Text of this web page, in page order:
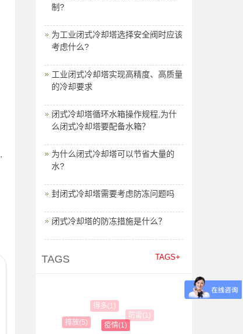
制?
为工业闭式冷却塔选择安全阀时应该
考虑什么?
工业闭式冷却塔实现高精度、高质量
的冷却要求
闭式冷却塔循环水箱操作规程,为什
么闭式冷却塔要配备水箱？
为什么闭式冷却塔可以节省大量的
水?
封闭式冷却塔需要考虑防冻问题吗
闭式冷却塔的防冻措施是什么？
TAGS TAGS+
排放(5) 疫情(1)
得多(1)
防雷(1)